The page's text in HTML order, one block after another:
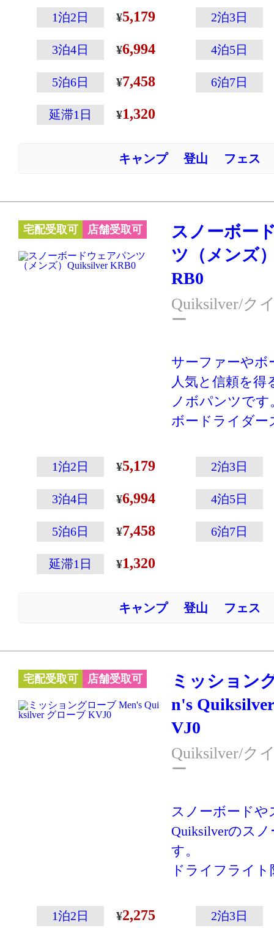
雪に映えるカ
1泊2日 5,179 2泊3日
3泊4日 6,994 4泊5日
5泊6日 7,458 6泊7日
延滞1日 1,320
キャンプ 登山 フェス
宅配受取可 店舗受取可
スノーボー
ツ（メンズ
RB0
Quiksilver/ク
ー
サーファーやボ
人気と信頼を得
ノボパンツです
ボードライダー
ストリートテ
いデニム風ス
1泊2日 5,179 2泊3日
3泊4日 6,994 4泊5日
5泊6日 7,458 6泊7日
延滞1日 1,320
キャンプ 登山 フェス
宅配受取可 店舗受取可
ミッション
n's
VJ0
Quiksilver/ク
ー
スノーボードや
Quiksilverのス
す。
ドライフライ
合わせて保温
1泊2日 2,275 2泊3日